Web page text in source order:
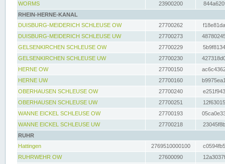
WORMS
23900200
RHEIN-HERNE-KANAL
DUISBURG-MEIDERICH SCHLEUSE OW
27700262
DUISBURG-MEIDERICH SCHLEUSE UW
27700273
GELSENKIRCHEN SCHLEUSE OW
27700229
GELSENKIRCHEN SCHLEUSE UW
27700230
HERNE OW
27700150
HERNE UW
27700160
OBERHAUSEN SCHLEUSE OW
27700240
OBERHAUSEN SCHLEUSE UW
27700251
WANNE EICKEL SCHLEUSE OW
27700193
WANNE EICKEL SCHLEUSE UW
27700218
RUHR
Hattingen
2769510000100
RUHRWEHR OW
27600090